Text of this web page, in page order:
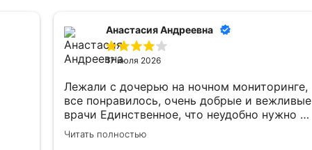
Анастасия Андреевна
17 июля 2026
Лежали с дочерью на ночном мониторинге,
все понравилось, очень добрые и вежливые
врачи Единственное, что неудобно нужно с
собой брать постельное белье и
маленькому ребенку кипяченую воду
Читать полностью